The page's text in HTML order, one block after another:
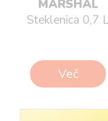
MARSHAL
Steklenica 0,7
Več